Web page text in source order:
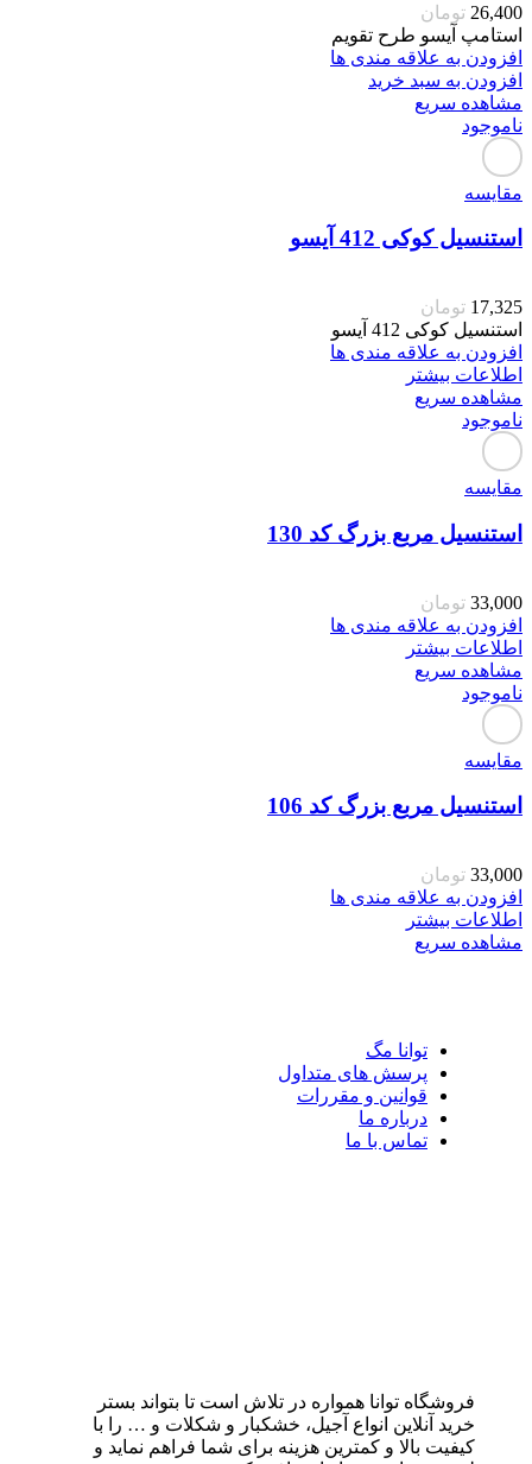
26,400 تومان
استامپ آیسو طرح تقویم
افزودن به علاقه مندی ها
افزودن به سبد خرید
مشاهده سریع
ناموجود
مقایسه
استنسیل کوکی 412 آیسو
17,325 تومان
استنسیل کوکی 412 آیسو
افزودن به علاقه مندی ها
اطلاعات بیشتر
مشاهده سریع
ناموجود
مقایسه
استنسیل مربع بزرگ کد 130
33,000 تومان
افزودن به علاقه مندی ها
اطلاعات بیشتر
مشاهده سریع
ناموجود
مقایسه
استنسیل مربع بزرگ کد 106
33,000 تومان
افزودن به علاقه مندی ها
اطلاعات بیشتر
مشاهده سریع
توانا مگ
پرسش های متداول
قوانین و مقررات
درباره ما
تماس با ما
فروشگاه توانا همواره در تلاش است تا بتواند بستر
خرید آنلاین انواع آجیل، خشکبار و شکلات و … را با
کیفیت بالا و کمترین هزینه برای شما فراهم نماید و